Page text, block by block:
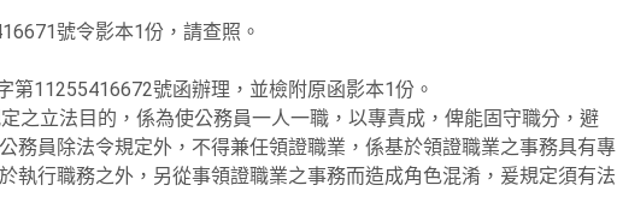
號令影本1份，請查照。
11255416672號函辦理，並檢附原函影本1份。
之立法目的，係為使公務員一人一職，以專責成，俾能固守職分，避
務員除法令規定外，不得兼任領證職業，係基於領證職業之事務具有專
執行職務之外，另從事領證職業之事務而造成角色混淆，爰規定須有法